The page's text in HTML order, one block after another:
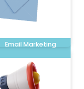
Email Marketing